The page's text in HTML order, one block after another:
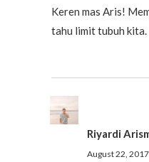
Keren mas Aris!
tahu limit tubuh kita.
Riyardi
August 22,